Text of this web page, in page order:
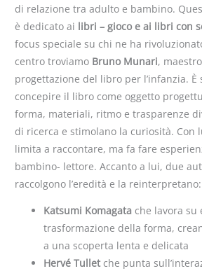
di relazione tra adulto e bambino.
è dedicato ai libri – gioco e ai libri con
focus speciale su chi ne ha
centro troviamo Bruno Munari,
progettazione del libro per l’infanzia.
concepire il libro come oggetto
forma, materiali, ritmo e trasparenze
di ricerca e stimolano la curiosità. Con
limita a raccontare, ma fa fare
bambino- lettore. Accanto a lui, due
raccolgono l’eredità e la reinterpretano:
Katsumi Komagata che lavora su
trasformazione della forma,
a una scoperta lenta e delicata
Hervé Tullet che punta